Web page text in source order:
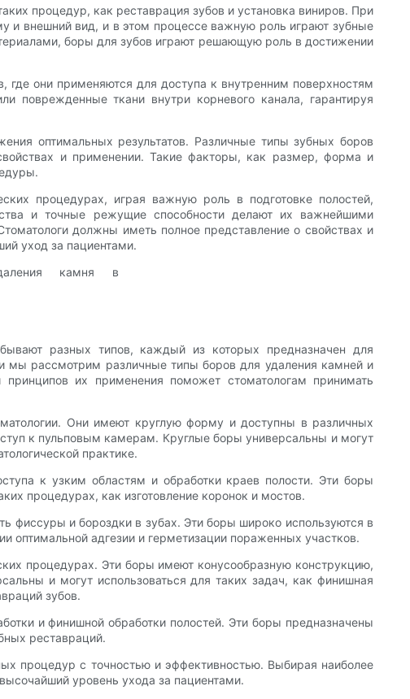
процедур, как реставрация зубов и установка виниров. При
и внешний вид, и в этом процессе важную роль играют зубные
боры для зубов играют решающую роль в достижении
они применяются для доступа к внутренним поверхностям
поврежденные ткани внутри корневого канала, гарантируя
оптимальных результатов. Различные типы зубных боров
и применении. Такие факторы, как размер, форма и
процедурах, играя важную роль в подготовке полостей,
и точные режущие способности делают их важнейшими
должны иметь полное представление о свойствах и
уход за пациентами.
разных типов, каждый из которых предназначен для
мы рассмотрим различные типы боров для удаления камней и
их применения поможет стоматологам принимать
Они имеют круглую форму и доступны в различных
к пульповым камерам. Круглые боры универсальны и могут
практике.
к узким областям и обработки краев полости. Эти боры
процедурах, как изготовление коронок и мостов.
фиссуры и бороздки в зубах. Эти боры широко используются в
оптимальной адгезии и герметизации пораженных участков.
процедурах. Эти боры имеют конусообразную конструкцию,
и могут использоваться для таких задач, как финишная
зубов.
и финишной обработки полостей. Эти боры предназначены
реставраций.
процедур с точностью и эффективностью. Выбирая наиболее
уровень ухода за пациентами.